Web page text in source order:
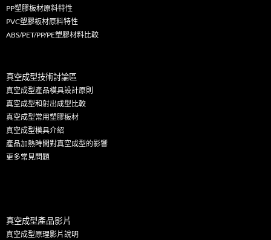
PP塑膠板材原料特性
PVC塑膠板材原料特性
ABS/PET/PP/PE塑膠材料比較
真空成型技術討論區
真空成型產品模具設計原則
真空成型和射出成型比較
真空成型常用塑膠板材
真空成型模具介紹
產品加熱時間對真空成型的影響
更多常見問題
真空成型產品影片
真空成型原理影片說明